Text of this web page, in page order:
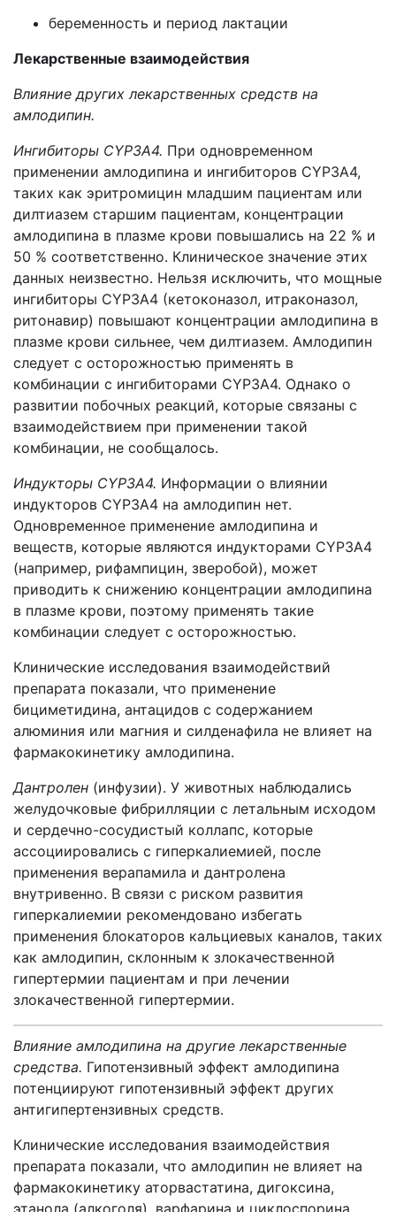
беременность и период лактации
Лекарственные взаимодействия
Влияние других лекарственных средств на
амлодипин.
Ингибиторы CYP3A4. При одновременном
применении амлодипина и ингибиторов CYP3A4,
таких как эритромицин младшим пациентам или
дилтиазем старшим пациентам, концентрации
амлодипина в плазме крови повышались на 22 % и
50 % соответственно. Клиническое значение этих
данных неизвестно. Нельзя исключить, что мощные
ингибиторы CYP3A4 (кетоконазол, итраконазол,
ритонавир) повышают концентрации амлодипина в
плазме крови сильнее, чем дилтиазем. Амлодипин
следует с осторожностью применять в
комбинации с ингибиторами CYP3A4. Однако о
развитии побочных реакций, которые связаны с
взаимодействием при применении такой
комбинации, не сообщалось.
Индукторы CYP3A4. Информации о влиянии
индукторов CYP3A4 на амлодипин нет.
Одновременное применение амлодипина и
веществ, которые являются индукторами CYP3A4
(например, рифампицин, зверобой), может
приводить к снижению концентрации амлодипина
в плазме крови, поэтому применять такие
комбинации следует с осторожностью.
Клинические исследования взаимодействий
препарата показали, что применение
бициметидина, антацидов с содержанием
алюминия или магния и силденафила не влияет на
фармакокинетику амлодипина.
Дантролен (инфузии). У животных наблюдались
желудочковые фибрилляции с летальным исходом
и сердечно-сосудистый коллапс, которые
ассоциировались с гиперкалиемией, после
применения верапамила и дантролена
внутривенно. В связи с риском развития
гиперкалиемии рекомендовано избегать
применения блокаторов кальциевых каналов, таких
как амлодипин, склонным к злокачественной
гипертермии пациентам и при лечении
злокачественной гипертермии.
Влияние амлодипина на другие лекарственные
средства. Гипотензивный эффект амлодипина
потенциируют гипотензивный эффект других
антигипертензивных средств.
Клинические исследования взаимодействия
препарата показали, что амлодипин не влияет на
фармакокинетику аторвастатина, дигоксина,
этанола (алкоголя), варфарина и циклоспорина.